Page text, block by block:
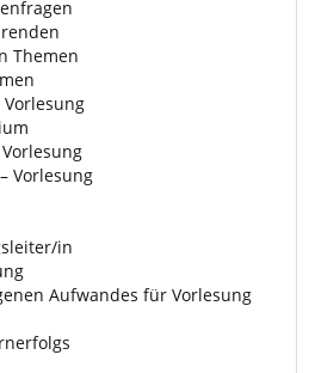
Themen
Vorlesung
in
Aufwandes für Vorlesung